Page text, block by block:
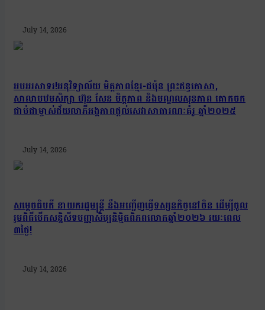
July 14, 2026
អបអរសាទរ!អនុវិទ្យាល័យ មិត្តភាពខ្មែរ-ជប៉ុន ព្រះឥន្ទកោសា,
សាលាបឋមសិក្សា ហ៊ុន សែន មិត្តភាព និងមណ្ឌលសុខភាព គោកចក
ជាប់ជាម្ចាស់ជ័យលាភីអង្គភាពផ្តល់សេវាសាធារណៈគំរូ ឆ្នាំ២០២៥
July 14, 2026
សម្តេចធិបតី នាយករដ្ឋមន្ត្រី នឹងអញ្ជើញធ្វើទស្សនកិច្ចនៅចិន ដើម្បីចូល
រួមពិធីបើកសន្និសីទបញ្ញាសិប្បនិម្មិតពិភពលោកឆ្នាំ២០២៦ រយៈពេល
៣ថ្ងៃ!
July 14, 2026